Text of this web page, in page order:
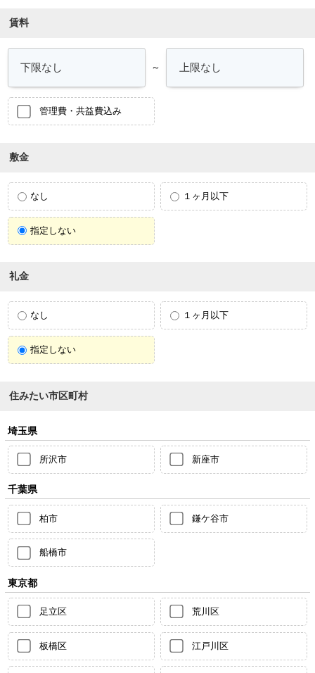
賃料
～
管理費・共益費込み
敷金
なし １ヶ月以下
指定しない
礼金
なし １ヶ月以下
指定しない
住みたい市区町村
埼玉県
所沢市 新座市
千葉県
柏市 鎌ケ谷市
船橋市
東京都
足立区 荒川区
板橋区 江戸川区